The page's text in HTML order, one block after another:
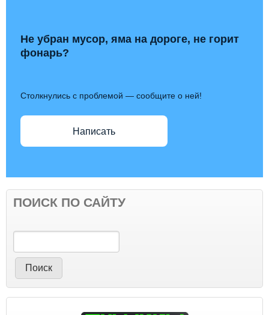
Не убран мусор, яма на дороге, не горит
фонарь?
Столкнулись с проблемой — сообщите о ней!
Написать
ПОИСК ПО САЙТУ
Поиск